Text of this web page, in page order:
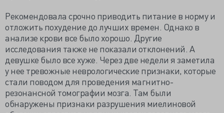
Рекомендовала срочно приводить питание в норму и
отложить похудение до лучших времен. Однако в
анализе крови все было хорошо. Другие
исследования также не показали отклонений. А
девушке было все хуже. Через две недели я заметила
у нее тревожные неврологические признаки, которые
стали поводом для проведения магнитно-
резонансной томографии мозга. Там были
обнаружены признаки разрушения миелиновой